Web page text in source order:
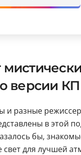
версии КП
и разные
в этой
бы,
свет для лучшей